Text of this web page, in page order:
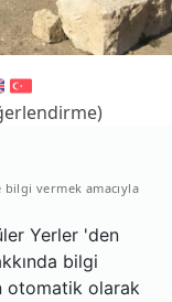
vermek amacıyla
Yerler 'den
bilgi
otomatik olarak